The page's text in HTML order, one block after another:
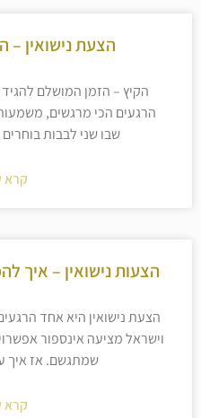
הצעת נישואין –
הקיץ – הזמן המושלם
הרגעים הכי מרגשים,
שבו שני לבבות
קרא
הצעות נישואין – איך
הצעת נישואין היא אחד
וישראל מציעה אינספור
שמתגשם. אז איך
קרא